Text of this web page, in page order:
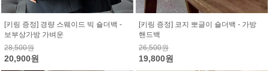
[키링 증정] 경량 스웨이드 빅 숄더백 -
보부상가방 가벼운
28,500원
20,900원
[키링 증정] 코지 뽀글이 숄더백 - 가방
핸드백
26,500원
19,800원